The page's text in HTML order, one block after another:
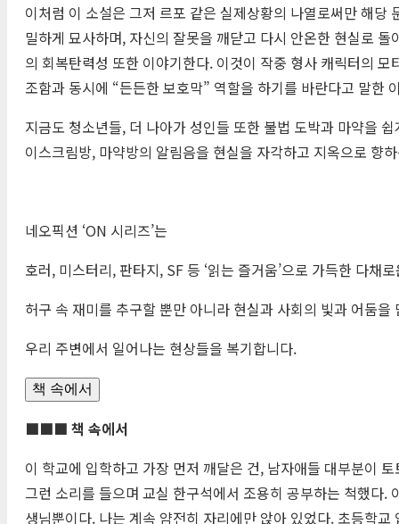
이처럼 이 소설은 그저 르포 같은 실제상황의 나열로써만 해
밀하게 묘사하며, 자신의 잘못을 깨닫고 다시 안온한 현실로
의 회복탄력성 또한 이야기한다. 이것이 작중 형사 캐릭터의
조함과 동시에 “든든한 보호막” 역할을 하기를 바란다고 말한
지금도 청소년들, 더 나아가 성인들 또한 불법 도박과 마약을
이스크림방, 마약방의 알림음을 현실을 자각하고 지옥으로 향
네오픽션 ‘ON 시리즈’는
호러, 미스터리, 판타지, SF 등 ‘읽는 즐거움’으로 가득한 다채
허구 속 재미를 추구할 뿐만 아니라 현실과 사회의 빛과 어둠을
우리 주변에서 일어나는 현상들을 복기합니다.
책 속에서
■■■ 책 속에서
이 학교에 입학하고 가장 먼저 깨달은 건, 남자애들 대부분이
그런 소리를 들으며 교실 한구석에서 조용히 공부하는 척했다
생님뿐이다. 나는 계속 얌전히 자리에만 앉아 있었다. 초등학교